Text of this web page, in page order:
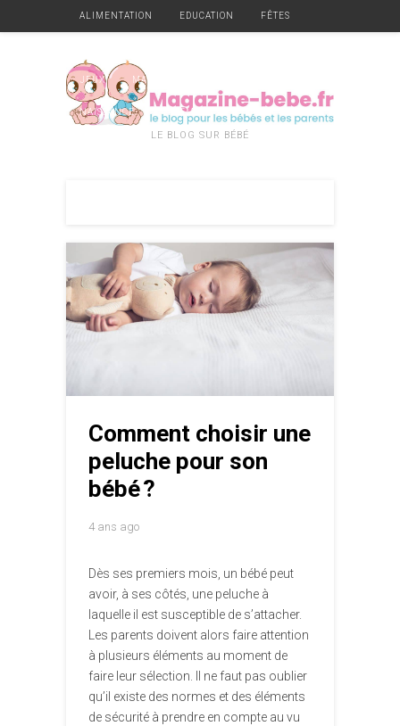
ALIMENTATION EDUCATION FÊTES
JEUX MATÉRIEL
NAISSANCE VÊTEMENTS
LE BLOG SUR BÉBÉ
Comment choisir une
peluche pour son
bébé ?
4 ans ago
Dès ses premiers mois, un bébé peut
avoir, à ses côtés, une peluche à
laquelle il est susceptible de s’attacher.
Les parents doivent alors faire attention
à plusieurs éléments au moment de
faire leur sélection. Il ne faut pas oublier
qu’il existe des normes et des éléments
de sécurité à prendre en compte au vu